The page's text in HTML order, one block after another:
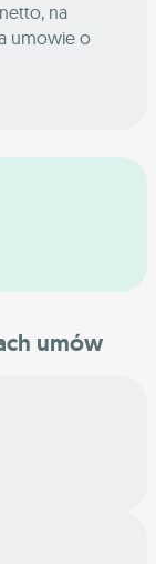
netto, na
umowie o
umów